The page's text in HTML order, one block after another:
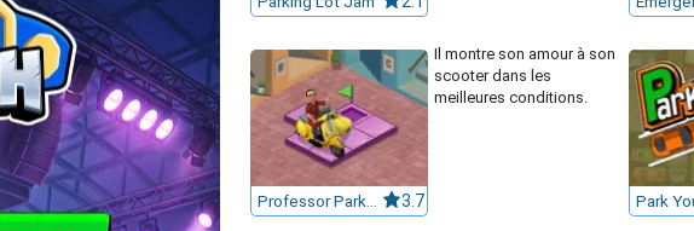
3.7
Il montre son amour à son
scooter dans les
meilleures conditions.
Park